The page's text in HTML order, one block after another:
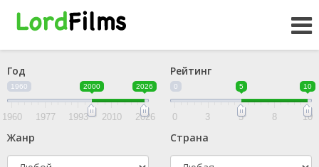
Год
1960 2000 2026
1960 1977 1993 2010 2026
Рейтинг
0 5 10
0 3 5 8 10
Жанр Страна